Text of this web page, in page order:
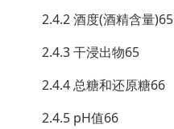
2.4.2 酒度(酒精含量)65
2.4.3 干浸出物65
2.4.4 总糖和还原糖66
2.4.5 pH值66